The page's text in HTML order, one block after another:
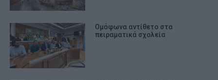
Ομόφωνα αντίθετο στα
πειραματικά σχολεία